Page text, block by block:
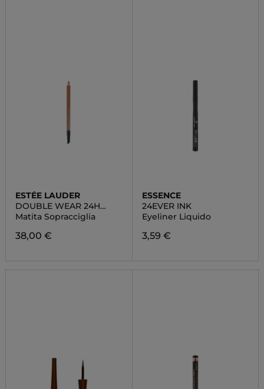
ESTÉE LAUDER
DOUBLE WEAR 24H
EYEPENCIL
Matita Sopracciglia
38,00 €
ESSENCE
24EVER INK
Eyeliner Liquido
3,59 €